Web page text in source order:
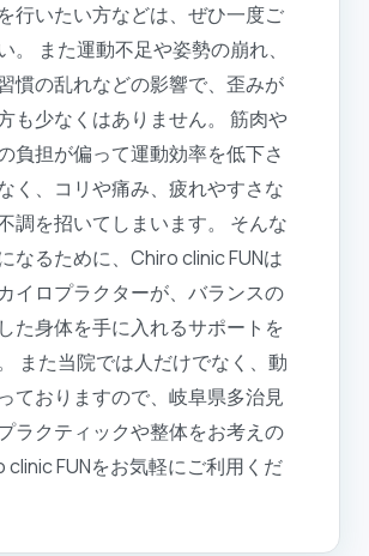
行いたい方などは、ぜひ一度ご
。 また運動不足や姿勢の崩れ、
慣の乱れなどの影響で、歪みが
も少なくはありません。 筋肉や
負担が偏って運動効率を低下さ
く、コリや痛み、疲れやすさな
調を招いてしまいます。 そんな
なるために、Chiro clinic FUNは
イロプラクターが、バランスの
た身体を手に入れるサポートを
また当院では人だけでなく、動
ておりますので、岐阜県多治見
ラクティックや整体をお考えの
clinic FUNをお気軽にご利用くだ